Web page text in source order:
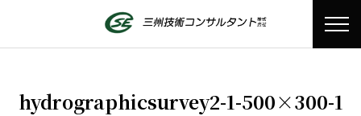
hydrographicsurvey2-1-500×300-1